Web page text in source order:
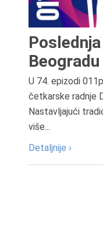
U 74. epizodi
četkarske radnje
Nastavljajući
više...
Detaljnije ›